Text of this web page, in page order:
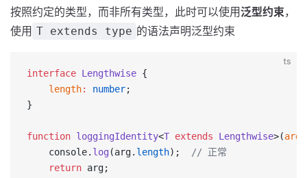
按照约定的类型，而非所有类型，此时可以使用泛型约束，
使用 T extends type 的语法声明泛型约束
ts
interface Lengthwise {
    length
: number;
}
function loggingIdentity<T extends Lengthwise>(arg
    console.
log (arg. length);
// 正常
    return
arg;